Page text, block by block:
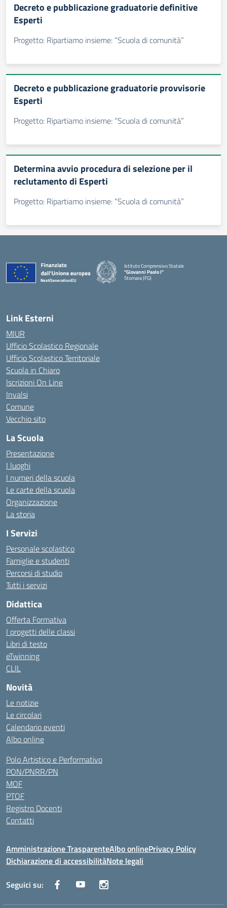
Decreto e pubblicazione graduatorie definitive
Esperti
Progetto: Ripartiamo insieme: “Scuola di comunità”
Decreto e pubblicazione graduatorie provvisorie
Esperti
Progetto: Ripartiamo insieme: “Scuola di comunità”
Determina avvio procedura di selezione per il
reclutamento di Esperti
Progetto: Ripartiamo insieme: “Scuola di comunità”
Istituto Comprensivo Statale
"Giovanni Paolo I"
Stornara (FG)
Link Esterni
MIUR
Ufficio Scolastico Regionale
Ufficio Scolastico Territoriale
Scuola in Chiaro
Iscrizioni On Line
Invalsi
Comune
Vecchio sito
La Scuola
Presentazione
I luoghi
I numeri della scuola
Le carte della scuola
Organizzazione
La storia
I Servizi
Personale scolastico
Famiglie e studenti
Percorsi di studio
Tutti i servizi
Didattica
Offerta Formativa
I progetti delle classi
Libri di testo
eTwinning
CLIL
Novità
Le notizie
Le circolari
Calendario eventi
Albo online
Polo Artistico e Performativo
PON/PNRR/PN
MOF
PTOF
Registro Docenti
Contatti
Amministrazione TrasparenteAlbo onlinePrivacy Policy
Dichiarazione di accessibilitàNote legali
Seguici su: